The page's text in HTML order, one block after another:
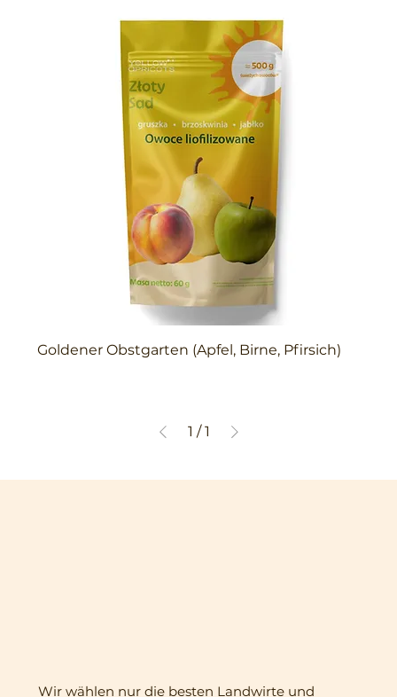
Wir wählen nur die besten Landwirte und
Goldener Obstgarten (Apfel, Birne, Pfirsich)
1 / 1